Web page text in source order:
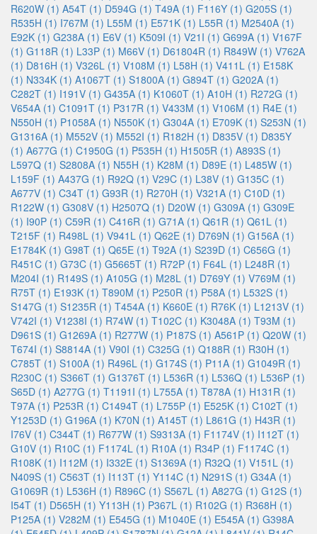
R620W (1) A54T (1) D594G (1) T49A (1) F116Y (1) G205S (1)
R535H (1) I767M (1) L55M (1) E571K (1) L55R (1) M2540A (1)
E92K (1) G238A (1) E6V (1) K509I (1) V21I (1) G699A (1) V167F
(1) G118R (1) L33P (1) M66V (1) D61804R (1) R849W (1) V762A
(1) D816H (1) V326L (1) V108M (1) L58H (1) V411L (1) E158K
(1) N334K (1) A1067T (1) S1800A (1) G894T (1) G202A (1)
C282T (1) I191V (1) G435A (1) K1060T (1) A10H (1) R272G (1)
V654A (1) C1091T (1) P317R (1) V433M (1) V106M (1) R4E (1)
N550H (1) P1058A (1) N550K (1) G304A (1) E709K (1) S253N (1)
G1316A (1) M552V (1) M552I (1) R182H (1) D835V (1) D835Y
(1) A677G (1) C1950G (1) P535H (1) H1505R (1) A893S (1)
L597Q (1) S2808A (1) N55H (1) K28M (1) D89E (1) L485W (1)
L159F (1) A437G (1) R92Q (1) V29C (1) L38V (1) G135C (1)
A677V (1) C34T (1) G93R (1) R270H (1) V321A (1) C10D (1)
R122W (1) G308V (1) H2507Q (1) D20W (1) G309A (1) G309E
(1) I90P (1) C59R (1) C416R (1) G71A (1) Q61R (1) Q61L (1)
T215F (1) R498L (1) V941L (1) Q62E (1) D769N (1) G156A (1)
E1784K (1) G98T (1) Q65E (1) T92A (1) S239D (1) C656G (1)
R451C (1) G73C (1) G5665T (1) R72P (1) F64L (1) L248R (1)
M204I (1) R149S (1) A105G (1) M28L (1) D769Y (1) V769M (1)
R75T (1) E193K (1) T890M (1) P250R (1) P58A (1) L532S (1)
S147G (1) S1235R (1) T454A (1) K660E (1) R76K (1) L1213V (1)
V742I (1) V1238I (1) R74W (1) T102C (1) K3048A (1) T93M (1)
D961S (1) G1269A (1) R277W (1) P187S (1) A561P (1) Q20W (1)
T674I (1) S8814A (1) V90I (1) C325G (1) Q188R (1) R30H (1)
C785T (1) S100A (1) R496L (1) G174S (1) P11A (1) G1049R (1)
R230C (1) S366T (1) G1376T (1) L536R (1) L536Q (1) L536P (1)
S65D (1) A277G (1) T1191I (1) L755A (1) T878A (1) H131R (1)
T97A (1) P253R (1) C1494T (1) L755P (1) E525K (1) C102T (1)
Y1253D (1) G196A (1) K70N (1) A145T (1) L861G (1) H43R (1)
I76V (1) C344T (1) R677W (1) S9313A (1) F1174V (1) I112T (1)
G10V (1) R10C (1) F1174L (1) R10A (1) R34P (1) F1174C (1)
R108K (1) I112M (1) I332E (1) S1369A (1) R32Q (1) V151L (1)
N409S (1) C563T (1) I113T (1) Y114C (1) N291S (1) G34A (1)
G1069R (1) L536H (1) R896C (1) S567L (1) A827G (1) G12S (1)
I54T (1) D565H (1) Y113H (1) P367L (1) R102G (1) R368H (1)
P125A (1) V282M (1) E545G (1) M1040E (1) E545A (1) G398A